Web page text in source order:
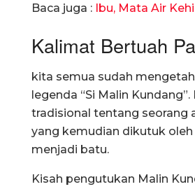
Baca juga : Ibu, Mata Air
Kalimat Bertuah
kita semua sudah
legenda “Si Malin Kundang”.
tradisional tentang seorang
yang kemudian dikutuk oleh
menjadi batu.
Kisah pengutukan Malin